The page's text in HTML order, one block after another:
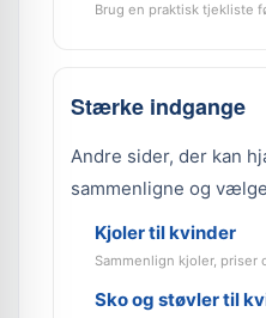
Brug en praktisk tjekliste
Stærke indgange
Andre sider, der kan
sammenligne og
Kjoler til kvinder
Sammenlign kjoler, priser
Sko og støvler til